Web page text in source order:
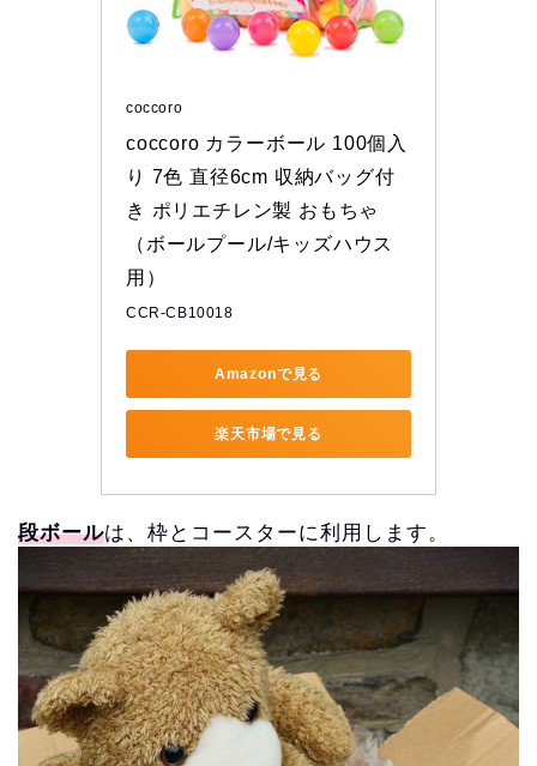
coccoro
coccoro カラーボール 100個入
り 7色 直径6cm 収納バッグ付
き ポリエチレン製 おもちゃ
（ボールプール/キッズハウス
用）
CCR-CB10018
Amazonで見る
楽天市場で見る
段ボールは、枠とコースターに利用します。